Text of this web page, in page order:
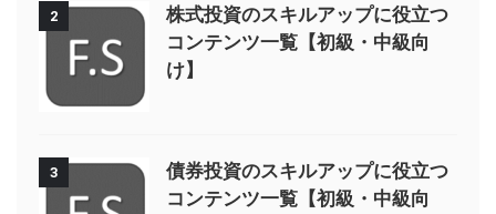
2
株式投資のスキルアップに役立つ
コンテンツ一覧【初級・中級向
け】
3
債券投資のスキルアップに役立つ
コンテンツ一覧【初級・中級向